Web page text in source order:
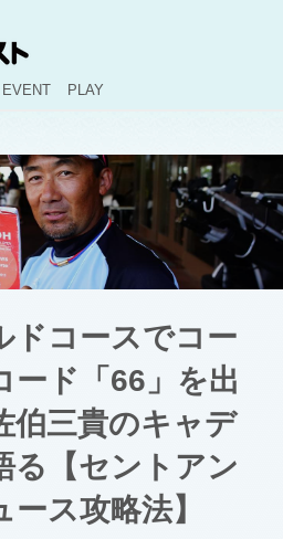
EVENT PLAY
ドコースでコー
ード「66」を出
伯三貴のキャデ
る【セントアン
ース攻略法】